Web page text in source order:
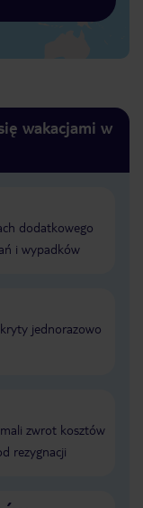
wakacjami w
dodatkowego
i wypadków
jednorazowo
zwrot kosztów
rezygnacji